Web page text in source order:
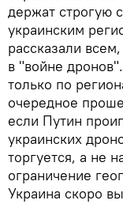
держат строгую
украинским
рассказали
в "войне
только по
очередное
если Путин
украинских
торгуется, а не
ограничение
Украина скоро